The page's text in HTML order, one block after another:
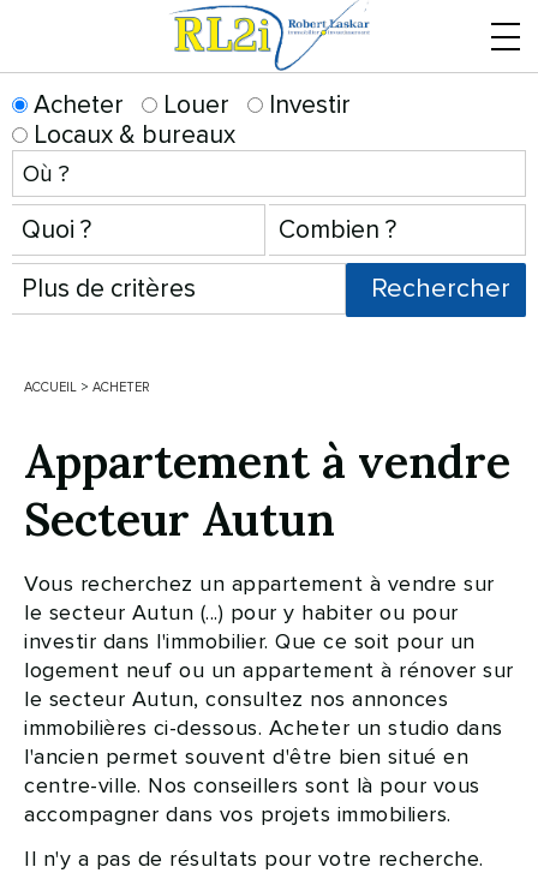
Acheter Louer
Investir
Locaux & bureaux
ACCUEIL > ACHETER
Appartement à vendre
Secteur Autun
Vous recherchez un appartement à vendre sur
le secteur Autun (...) pour y habiter ou pour
investir dans l'immobilier. Que ce soit pour un
logement neuf ou un appartement à rénover sur
le secteur Autun, consultez nos annonces
immobilières ci-dessous. Acheter un studio dans
l'ancien permet souvent d'être bien situé en
centre-ville. Nos conseillers sont là pour vous
accompagner dans vos projets immobiliers.
Il n'y a pas de résultats pour votre recherche.